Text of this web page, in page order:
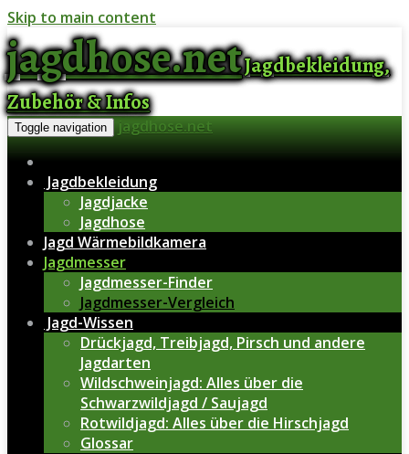
Skip to main content
jagdhose.netJagdbekleidung,
Zubehör & Infos
Toggle navigation jagdhose.net
Jagdbekleidung
Jagdjacke
Jagdhose
Jagd Wärmebildkamera
Jagdmesser
Jagdmesser-Finder
Jagdmesser-Vergleich
Jagd-Wissen
Drückjagd, Treibjagd, Pirsch und andere
Jagdarten
Wildschweinjagd: Alles über die
Schwarzwildjagd / Saujagd
Rotwildjagd: Alles über die Hirschjagd
Glossar